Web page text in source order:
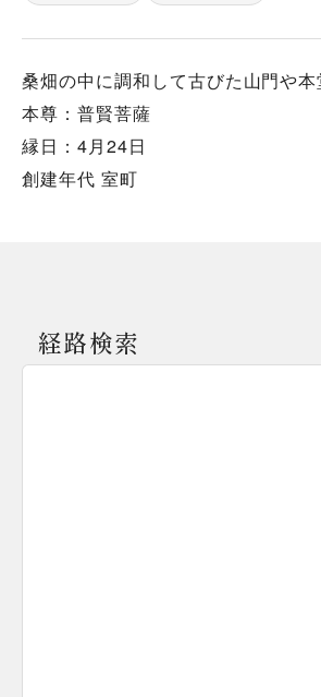
桑畑の中に調和して古びた山門や本
本尊：普賢菩薩
縁日：4月24日
創建年代 室町
経路検索